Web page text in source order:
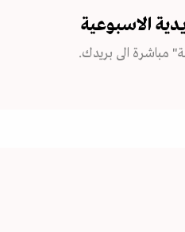
الاسبوعية
مباشرة الى بريدك.